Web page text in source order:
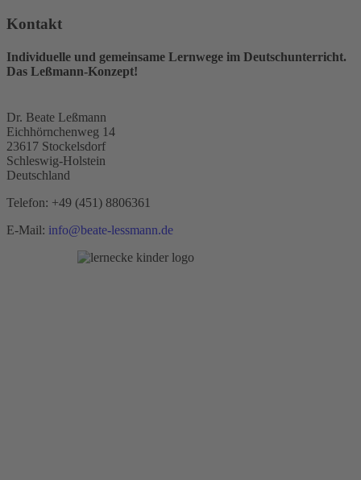
Kontakt
Individuelle und gemeinsame Lernwege im Deutschunterricht.
Das Leßmann-Konzept!
Dr. Beate Leßmann
Eichhörnchenweg 14
23617 Stockelsdorf
Schleswig-Holstein
Deutschland
Telefon: +49 (451) 8806361
E-Mail: info@beate-lessmann.de